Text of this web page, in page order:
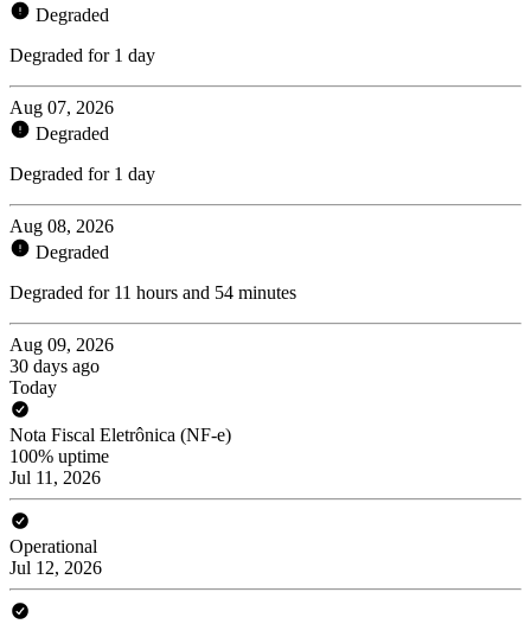
Degraded
Degraded for 1 day
Aug 07, 2026
Degraded
Degraded for 1 day
Aug 08, 2026
Degraded
Degraded for 11 hours and 54 minutes
Aug 09, 2026
30 days ago
Today
Nota Fiscal Eletrônica (NF-e)
100% uptime
Jul 11, 2026
Operational
Jul 12, 2026